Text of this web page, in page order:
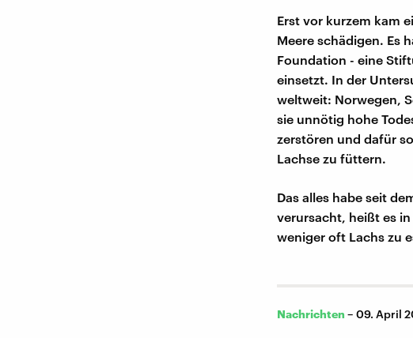
Erst vor kurzem kam
Meere schädigen. Es
Foundation - eine
einsetzt. In der
weltweit: Norwegen,
sie unnötig hohe
zerstören und dafür
Lachse zu füttern.
Das alles habe seit
verursacht, heißt es
weniger oft Lachs zu
Nachrichten – 09. April